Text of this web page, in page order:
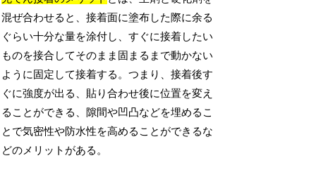
混ぜ合わせると、接着面に塗布した際に余る
ぐらい十分な量を涂付し、すぐに接着したい
ものを接合してそのまま固まるまで動かない
ように固定して接着する。つまり、接着後す
ぐに強度が出る、貼り合わせ後に位置を変え
ることができる、隙間や凹凸などを埋めるこ
とで気密性や防水性を高めることができるな
どのメリットがある。